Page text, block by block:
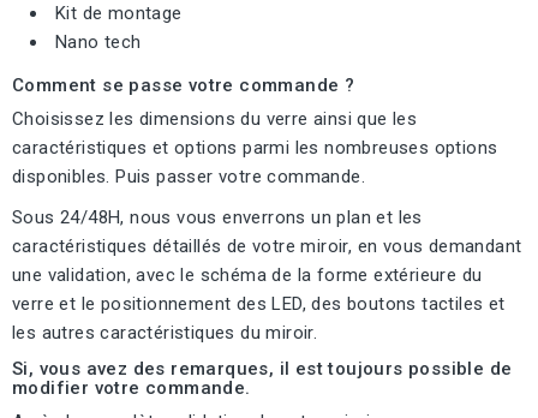
Kit de montage
Nano tech
Comment se passe votre commande ?
Choisissez les dimensions du verre ainsi que les
caractéristiques et options parmi les nombreuses options
disponibles. Puis passer votre commande.
Sous 24/48H, nous vous enverrons un plan et les
caractéristiques détaillés de votre miroir, en vous demandant
une validation, avec le schéma de la forme extérieure du
verre et le positionnement des LED, des boutons tactiles et
les autres caractéristiques du miroir.
Si, vous avez des remarques, il est toujours possible de
modifier votre commande.